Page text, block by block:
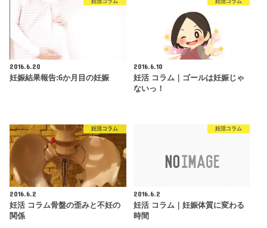
2016.6.20
妊娠結果報告:6か月目の妊娠
2016.6.10
妊活 コラム｜ゴールは妊娠じゃ
ないっ！
妊活コラム
2016.6.2
妊活 コラム骨盤の歪みと不妊の
関係
妊活コラム
2016.6.2
妊活 コラム｜妊娠体質に変わる
時間